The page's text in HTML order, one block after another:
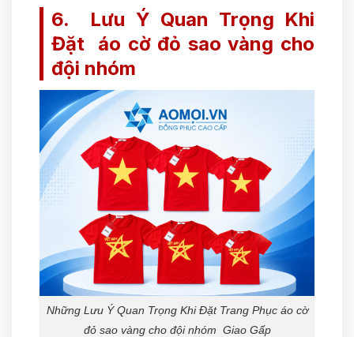
6. Lưu Ý Quan Trọng Khi
Đặt áo cờ đỏ sao vàng cho
đội nhóm
Những Lưu Ý Quan Trọng Khi Đặt Trang Phục áo cờ
đỏ sao vàng cho đội nhóm Giao Gấp